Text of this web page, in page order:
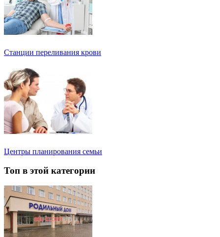
Станции переливания крови
Центры планирования семьи
Топ в этой категории